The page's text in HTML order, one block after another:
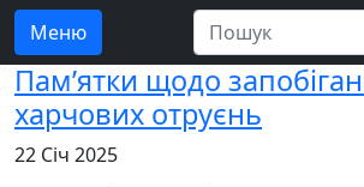
Меню
Пам’ятки щодо
харчових отруєнь
22 Січ 2025